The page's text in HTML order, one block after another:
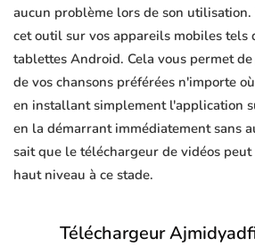
aucun problème lors de son
cet outil sur vos appareils mobiles tels
tablettes Android. Cela vous permet
de vos chansons préférées n'importe
en installant simplement l'application
en la démarrant immédiatement sans
sait que le téléchargeur de vidéos
haut niveau à ce stade.
Téléchargeur